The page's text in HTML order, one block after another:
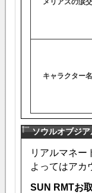
メリアスの涙
キャラクター
ソウルオブジ
リアルマネー
よってはアカ
SUN RMTお